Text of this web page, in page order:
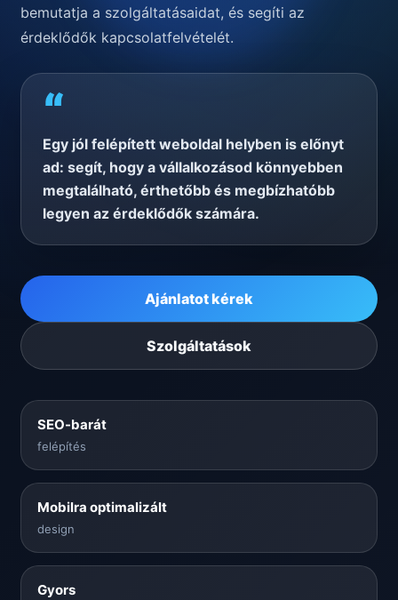
bemutatja a szolgáltatásaidat, és segíti az
érdeklődők kapcsolatfelvételét.
“
Egy jól felépített weboldal helyben is előnyt
ad: segít, hogy a vállalkozásod könnyebben
megtalálható, érthetőbb és megbízhatóbb
legyen az érdeklődők számára.
Ajánlatot kérek
Szolgáltatások
SEO-barát
felépítés
Mobilra optimalizált
design
Gyors